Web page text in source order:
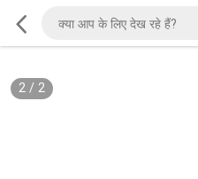
2/ 2